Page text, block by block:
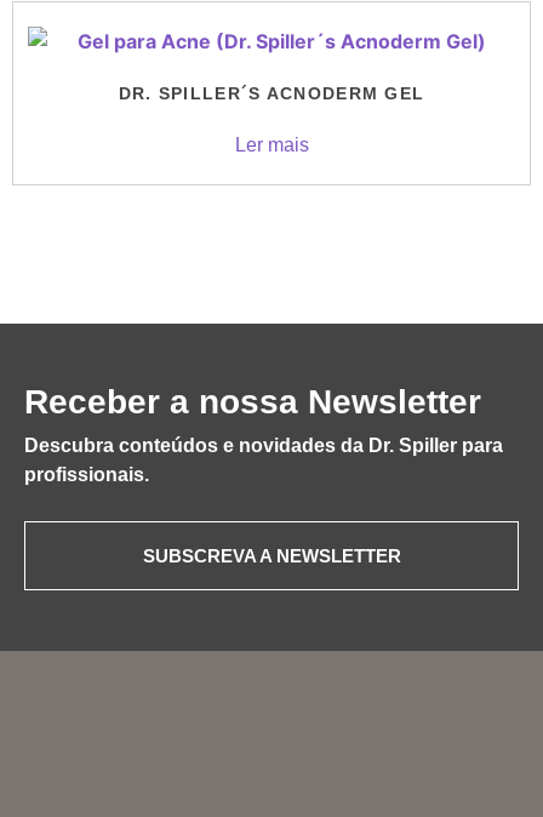
DR. SPILLER´S ACNODERM GEL
Ler mais
Receber a nossa Newsletter
Descubra conteúdos e novidades da Dr. Spiller para
profissionais.
SUBSCREVA A NEWSLETTER